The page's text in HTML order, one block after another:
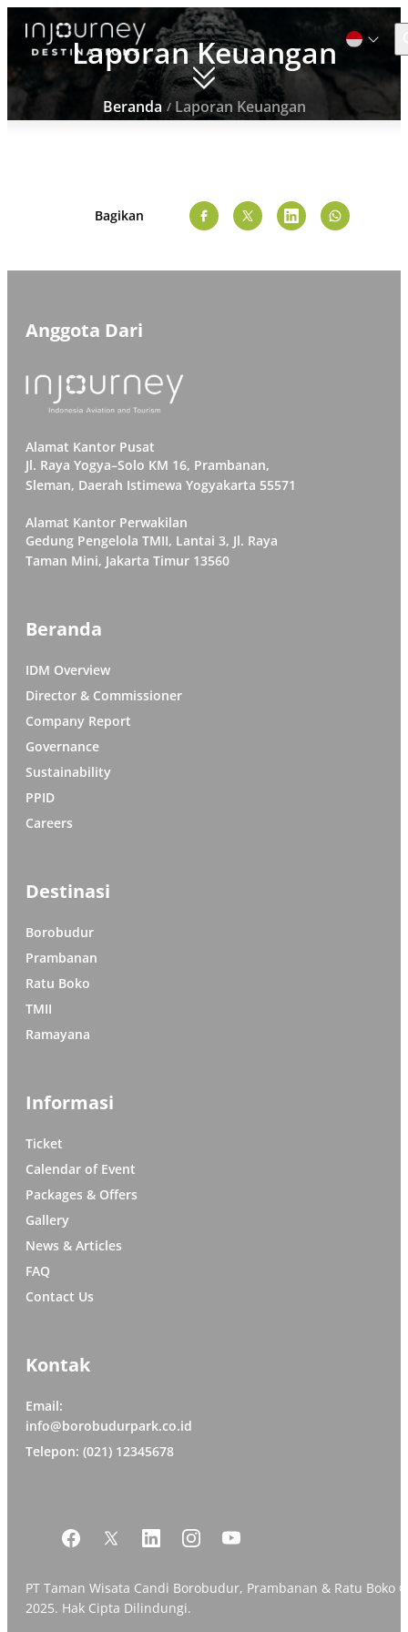
Cari
Laporan Keuangan
Beranda Laporan Keuangan
Bagikan
Anggota Dari
Alamat Kantor Pusat
Jl. Raya Yogya–Solo KM 16, Prambanan,
Sleman, Daerah Istimewa Yogyakarta 55571
Alamat Kantor Perwakilan
Gedung Pengelola TMII, Lantai 3, Jl. Raya
Taman Mini, Jakarta Timur 13560
Beranda
IDM Overview
Director & Commissioner
Company Report
Governance
Sustainability
PPID
Careers
Destinasi
Borobudur
Prambanan
Ratu Boko
TMII
Ramayana
Informasi
Ticket
Calendar of Event
Packages & Offers
Gallery
News & Articles
FAQ
Contact Us
Kontak
Email:
info@borobudurpark.co.id
Telepon: (021) 12345678
PT Taman Wisata Candi Borobudur, Prambanan & Ratu Boko
2025. Hak Cipta Dilindungi.